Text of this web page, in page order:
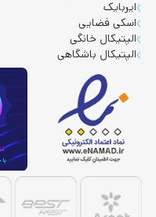
ایربایک
اسکی فضایی
الپتیکال خانگی
الپتیکال باشگاهی